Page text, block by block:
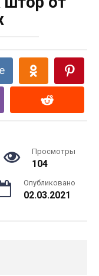
Просмотры
104
Опубликовано
02.03.2021